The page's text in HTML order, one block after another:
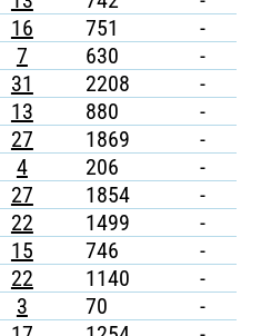
16 751 -
7 630 -
31 2208 -
13 880 -
27 1869 -
4 206 -
27 1854 -
22 1499 -
15 746 -
22 1140 -
3 70 -